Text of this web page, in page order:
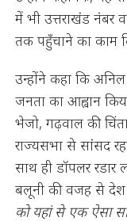
में भी उत्तराखंड नंबर
तक पहुँचाने का काम
उन्होंने कहा कि
जनता का आह्वान
भेजो, गढ़वाल की
राज्यसभा से सांसद
साथ ही डॉपलर रडार
बलूनी की वजह से देश
को यहां से एक ऐसा